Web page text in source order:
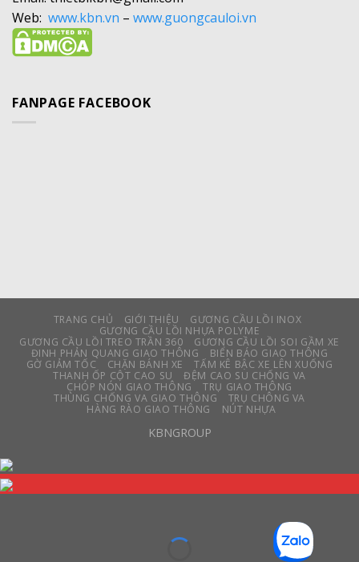
Web: www.kbn.vn – www.guongcauloi.vn
FANPAGE FACEBOOK
TRANG CHỦ GIỚI THIỆU
GƯƠNG CẦU LỒI INOX
GƯƠNG CẦU LỒI NHỰA POLYME
GƯƠNG CẦU LỒI TREO TRẦN 360
GƯƠNG CẦU LỒI SOI GẦM XE
ĐINH PHẢN QUANG GIAO THÔNG
BIỂN BÁO GIAO THÔNG
GỜ GIẢM TỐC
CHẶN BÁNH XE
TẤM KÊ BẬC XE LÊN XUỐNG
THANH ỐP CỘT CAO SU
ĐỆM CAO SU CHỐNG VA
CHÓP NÓN GIAO THÔNG
TRỤ GIAO THÔNG
THÙNG CHỐNG VA GIAO THÔNG
TRỤ CHÔNG VA
HÀNG RÀO GIAO THÔNG
NÚT NHỰA
KBNGROUP